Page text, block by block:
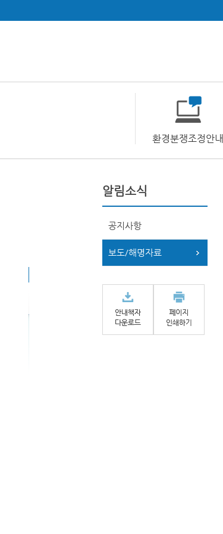
환경분쟁조정안내
알림소식
공지사항
보도/해명자료